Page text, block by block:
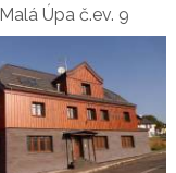
Malá Úpa č.ev. 9